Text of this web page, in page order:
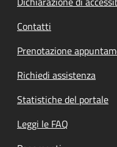
Contatti
Prenotazione
Richiedi assistenza
Statistiche del portale
Leggi le FAQ